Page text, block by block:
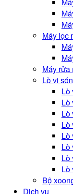
Máy lọc
Máy rửa
Lò vi
Lò
Lò
Lò
Lò
Lò
Lò
Lò
Lò
Bộ
Dịch vụ